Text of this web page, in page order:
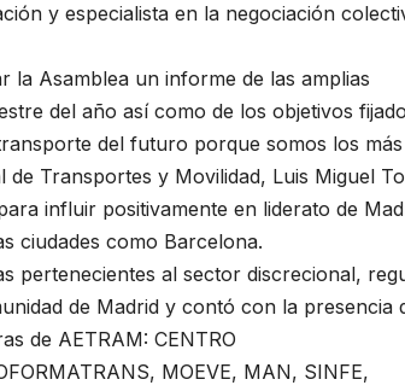
y especialista en la negociación
la Asamblea un informe de las amplias
del año así como de los objetivos
del futuro porque somos los más
Transportes y Movilidad, Luis Miguel
influir positivamente en liderato de
ciudades como Barcelona.
pertenecientes al sector discrecional,
de Madrid y contó con la presencia
de AETRAM: CENTRO
MOEVE, MAN, SINFE,